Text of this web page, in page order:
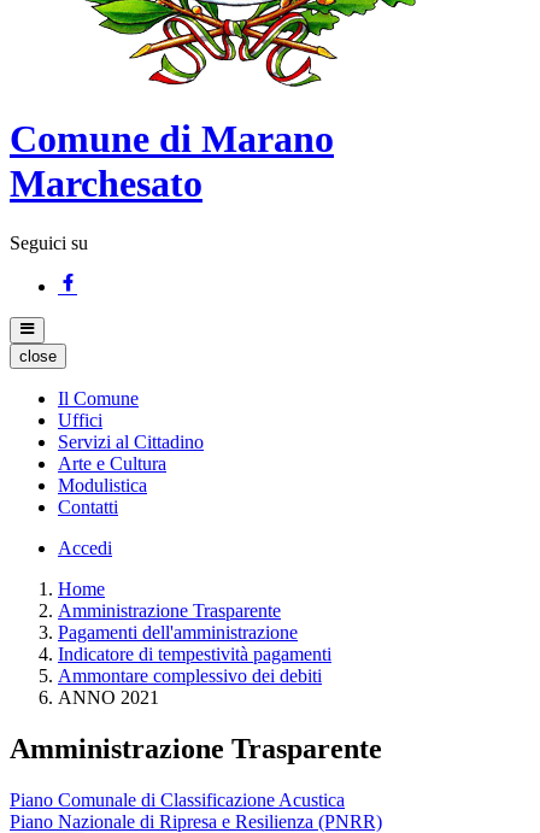
Comune di Marano
Marchesato
Seguici su
close
Il Comune
Uffici
Servizi al Cittadino
Arte e Cultura
Modulistica
Contatti
Accedi
Home
Amministrazione Trasparente
Pagamenti dell'amministrazione
Indicatore di tempestività pagamenti
Ammontare complessivo dei debiti
ANNO 2021
Amministrazione Trasparente
Piano Comunale di Classificazione Acustica
Piano Nazionale di Ripresa e Resilienza (PNRR)